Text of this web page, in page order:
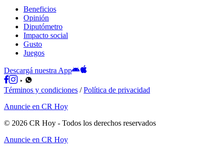
Beneficios
Opinión
Diputómetro
Impacto social
Gusto
Juegos
Descargá nuestra App
Términos y condiciones /Política de privacidad
Anuncie en CR Hoy
© 2026 CR Hoy - Todos los derechos reservados
Anuncie en CR Hoy